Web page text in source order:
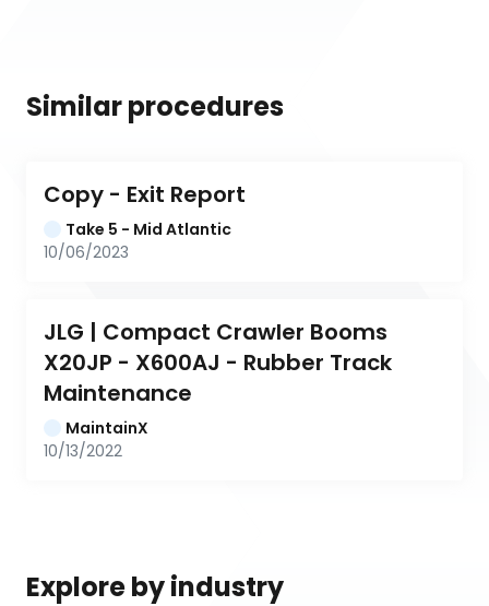
Similar procedures
Copy - Exit Report
Take 5 - Mid Atlantic
10/06/2023
JLG | Compact Crawler Booms
X20JP - X600AJ - Rubber Track
Maintenance
MaintainX
10/13/2022
Explore by industry